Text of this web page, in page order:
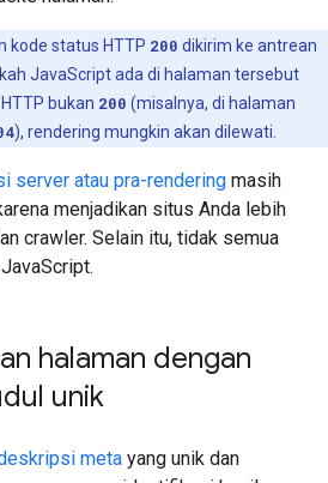
kode status HTTP 200 dikirim ke antrean
JavaScript ada di halaman tersebut
bukan 200 (misalnya, di halaman
), rendering mungkin akan dilewati.
server atau pra-rendering masih
menjadikan situs Anda lebih
crawler. Selain itu, tidak semua
halaman dengan
unik
meta yang unik dan